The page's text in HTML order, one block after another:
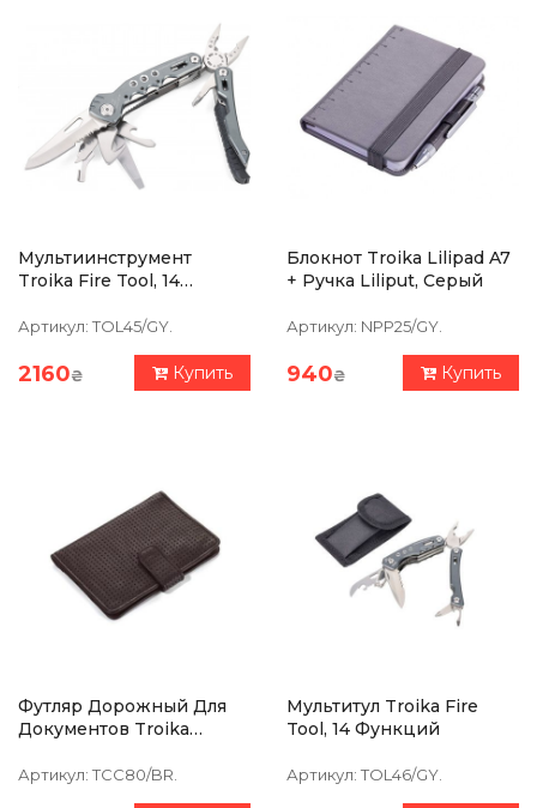
Мультиинструмент
Troika Fire Tool, 14
Артикул: TOL45/GY.
2160₴ Купить
Блокнот Troika Lilipad A7
+ Ручка Liliput, Серый
Артикул: NPP25/GY.
940₴ Купить
Футляр Дорожный Для
Документов Troika
Артикул: TCC80/BR.
Мультитул Troika Fire
Tool, 14 Функций
Артикул: TOL46/GY.